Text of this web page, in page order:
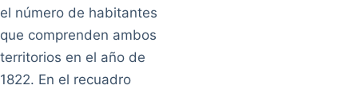
el número de habitantes
que comprenden ambos
territorios en el año de
1822. En el recuadro